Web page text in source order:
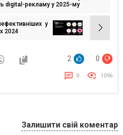
digital-рекламу у 2025-му
у
2024
2 0
0 1096
Залишити свій коментар